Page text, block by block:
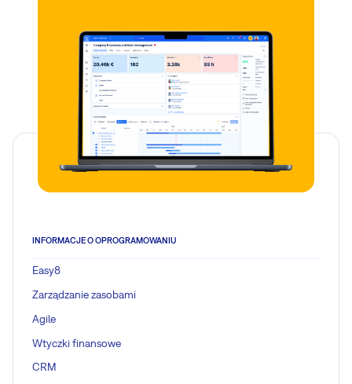
INFORMACJE O OPROGRAMOWANIU
Easy8
Zarządzanie zasobami
Agile
Wtyczki finansowe
CRM